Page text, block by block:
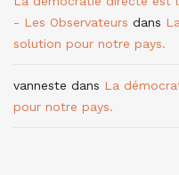
- Les Observateurs dans
solution pour notre pays.
vanneste dans La
pour notre pays.